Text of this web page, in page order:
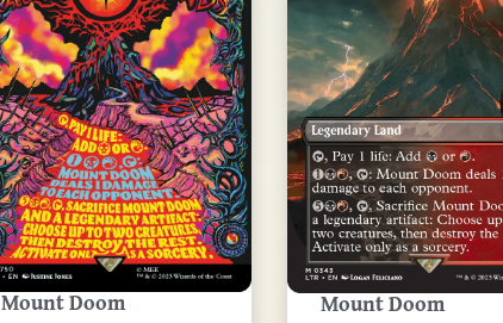
Mount Doom Mount Doom